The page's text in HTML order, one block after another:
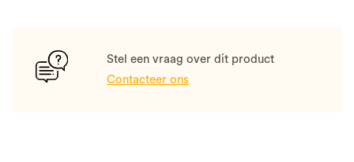
Stel een vraag over dit product
Contacteer ons